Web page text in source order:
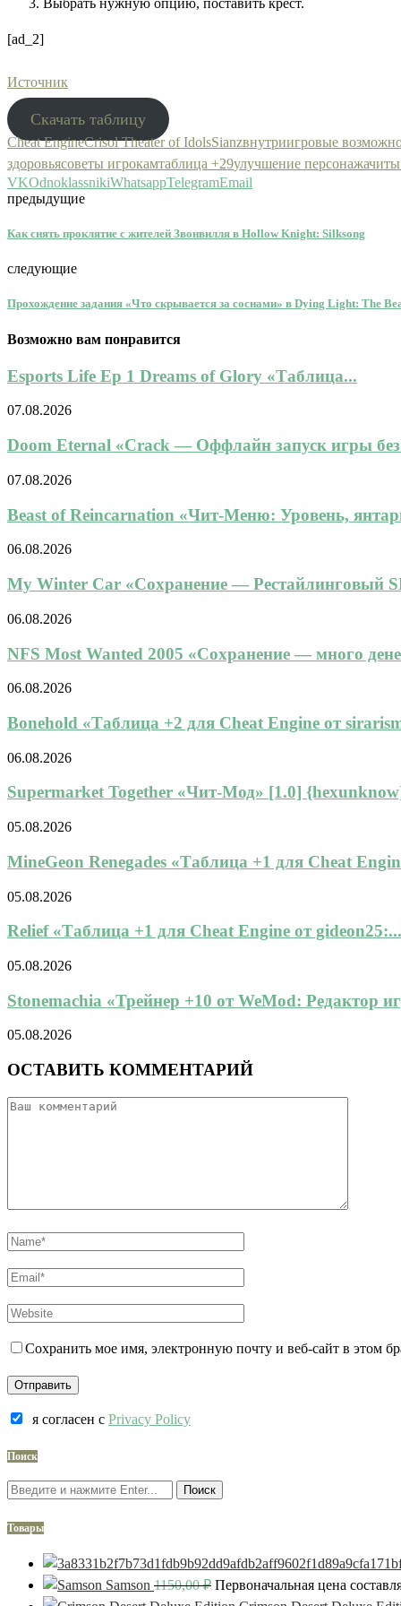
[ad_2]
Источник
Скачать таблицу
Cheat EngineCrisol Theater of IdolsSianzвнутриигровые
здоровьясоветы игрокамтаблица +29улучшение персонажа
VKOdnoklassnikiWhatsappTelegramEmail
предыдущие
Как снять проклятие с жителей Звонвилля в Hollow Knight: Silksong
следующие
Прохождение задания «Что скрывается за соснами» в Dying Light: The
Возможно вам понравится
Esports Life Ep 1 Dreams of Glory «Таблица...
07.08.2026
Doom Eternal «Crack — Оффлайн запуск игры
07.08.2026
Beast of Reincarnation «Чит-Меню: Уровень,
06.08.2026
My Winter Car «Сохранение — Рестайлинговый
06.08.2026
NFS Most Wanted 2005 «Сохранение — много
06.08.2026
Bonehold «Таблица +2 для Cheat Engine от
06.08.2026
Supermarket Together «Чит-Мод» [1.0]
05.08.2026
MineGeon Renegades «Таблица +1 для Cheat
05.08.2026
Relief «Таблица +1 для Cheat Engine от gideon25:...
05.08.2026
Stonemachia «Трейнер +10 от WeMod: Редактор
05.08.2026
ОСТАВИТЬ КОММЕНТАРИЙ
Сохранить мое имя, электронную почту и веб-сайт в этом
я согласен c Privacy Policy
Поиск
Поиск
Товары
Samson 1150,00₽ Первоначальная цена